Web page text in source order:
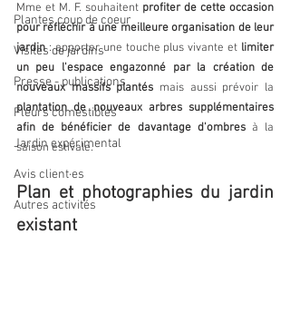
Plantes coup de coeur
Visites de jardins
Presse - publications
Fleurs comestibles
Jardin expérimental
Avis client·es
Autres activités
Mme et M. F. souhaitent profiter de cette occasion
pour réfléchir à une meilleure organisation de leur
jardin : apporter une touche plus vivante et limiter
un peu l'espace engazonné par la création de
nouveaux massifs plantés
plantation de nouveaux arbres supplémentaires
afin de bénéficier de davantage d'ombres à la
saison estivale.
Plan et photographies du jardin
existant